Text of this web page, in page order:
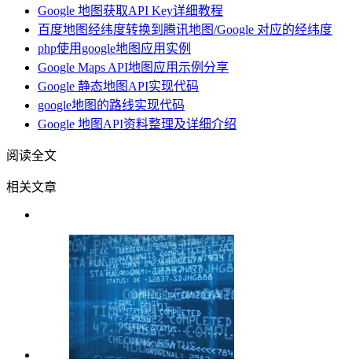
Google 地图获取API Key详细教程
百度地图经纬度转换到腾讯地图/Google 对应的经纬度
php使用google地图应用实例
Google Maps API地图应用示例分享
Google 静态地图API实现代码
google地图的路线实现代码
Google 地图API资料整理及详细介绍
阅读全文
相关文章